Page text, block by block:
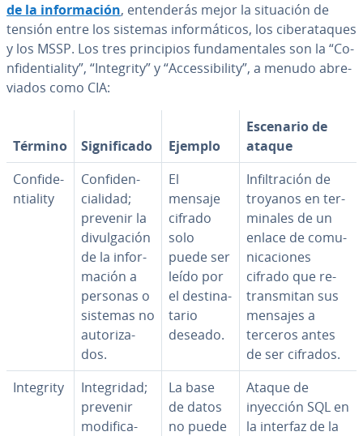
de la in­fo­r­ma­ción, en­te­n­de­rás mejor la situación de
tensión entre los sistemas in­fo­r­má­ti­cos, los ci­ber­ata­ques
y los MSSP. Los tres pri­n­ci­pios fu­n­da­me­n­ta­les son la “Co­
n­fi­de­n­tia­li­ty”, “Integrity” y “Ac­ce­s­si­bi­li­ty”, a menudo abre­
via­dos como CIA:
Término Si­g­ni­fi­ca­do Ejemplo
Escenario de
ataque
Co­n­fi­de­
n­tia­li­ty
Co­n­fi­de­n­
cia­li­dad;
prevenir la
di­vu­l­ga­ción
de la in­fo­r­
ma­ción a
personas o
sistemas no
au­to­ri­za­
dos.
El
mensaje
cifrado
solo
puede ser
leído por
el de­s­ti­na­
ta­rio
deseado.
In­fi­l­tra­ción de
troyanos en te­r­
mi­na­les de un
enlace de co­mu­
ni­ca­cio­nes
cifrado que re­
tra­n­s­mi­tan sus
mensajes a
terceros antes
de ser cifrados.
Integrity
In­te­gri­dad;
prevenir
mo­di­fi­ca­
La base
de datos
no puede
Ataque de
inyección SQL en
la interfaz de la